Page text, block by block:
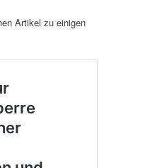
Artikel zu einigen